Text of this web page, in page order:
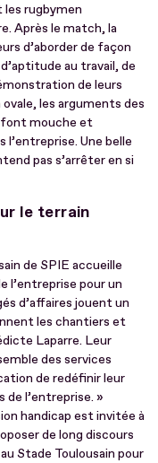
les rugbymen
Après le match, la
d’aborder de façon
au travail, de
de leurs
les arguments des
font mouche et
l’entreprise. Une belle
pas s’arrêter en si
le terrain
de SPIE accueille
l’entreprise pour un
d’affaires jouent un
les chantiers et
Laparre. Leur
des services
de redéfinir leur
l’entreprise. »
handicap est invitée à
de long discours
Stade Toulousain pour